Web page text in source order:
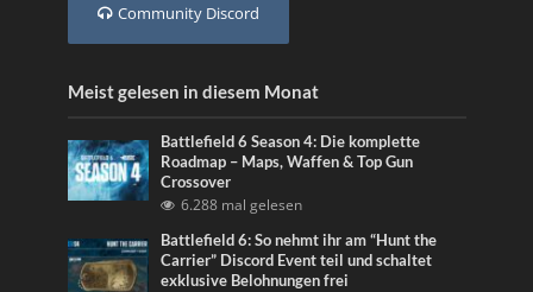
Community Discord
Meist gelesen in diesem Monat
Battlefield 6 Season 4: Die komplette
Roadmap – Maps, Waffen & Top Gun
Crossover
6.288 mal gelesen
Battlefield 6: So nehmt ihr am “Hunt the
Carrier” Discord Event teil und schaltet
exklusive Belohnungen frei